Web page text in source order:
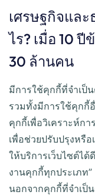
เศรษฐกิจแล
ไร? เมื่อ 10
30 ล้านคน
มีการใช้คุกกี้ที่จำเป็
รวมทั้งมีการใช้คุกกี้
คุกกี้เพื่อวิเคราะห์ก
เพื่อช่วยปรับปรุงหรื
ให้บริการเว็บไซต์ไ
งานคุกกี้ทุกประเภท
นอกจากคุกกี้ที่จำเป็